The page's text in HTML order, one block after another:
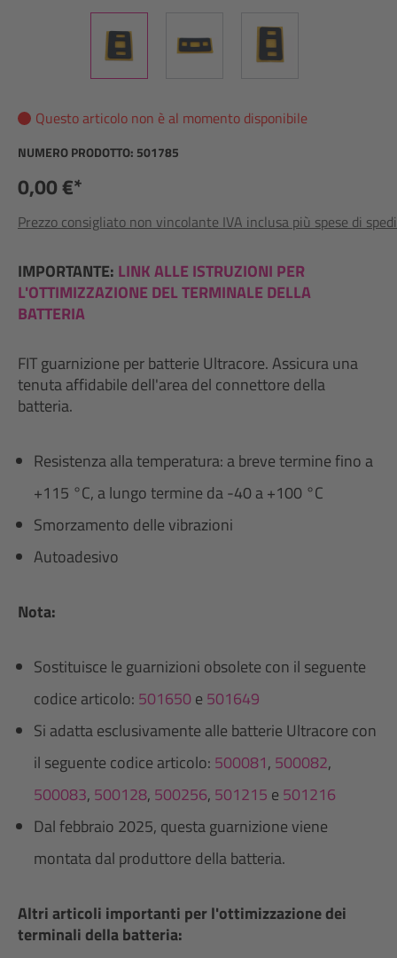
Questo articolo non è al momento disponibile
NUMERO PRODOTTO: 501785
0,00 €*
Prezzo consigliato non vincolante IVA inclusa più spese di
IMPORTANTE: LINK ALLE ISTRUZIONI PER
L'OTTIMIZZAZIONE DEL TERMINALE DELLA
BATTERIA
FIT guarnizione per batterie Ultracore. Assicura una
tenuta affidabile dell'area del connettore della
batteria.
Resistenza alla temperatura: a breve termine fino a
+115 °C, a lungo termine da -40 a +100 °C
Smorzamento delle vibrazioni
Autoadesivo
Nota:
Sostituisce le guarnizioni obsolete con il seguente
codice articolo: 501650e 501649
Si adatta esclusivamente alle batterie Ultracore con
il seguente codice articolo: 500081, 500082,
500083, 500128, 500256, 501215 e 501216
Dal febbraio 2025, questa guarnizione viene
montata dal produttore della batteria.
Altri articoli importanti per l'ottimizzazione dei
terminali della batteria: